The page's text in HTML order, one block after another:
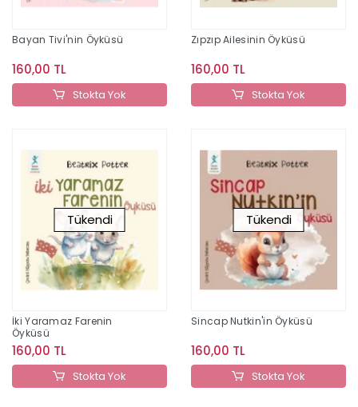
Bayan Tivi'nin Öyküsü
160,00 TL
Stokta Yok
Zıpzıp Ailesinin Öyküsü
160,00 TL
Stokta Yok
Tükendi
İki Yaramaz Farenin
Öyküsü
160,00 TL
Stokta Yok
Tükendi
Sincap Nutkin'in Öyküsü
160,00 TL
Stokta Yok